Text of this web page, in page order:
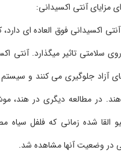
آنتی اکسیدانی فوق العاده ای
سلامتی تاثیر میگذارد. آنتی
آزاد جلوگیری می کنند و
در مطالعه دیگری در هند،
القا شده زمانی که فلفل سیاه
در وضعیت آنها مشاهده شد.